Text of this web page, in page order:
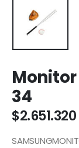
34
$2.651.320